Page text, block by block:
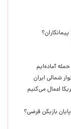
آماده‌ایم
اعمال می‌کنیم
بازیکن قرضی؟